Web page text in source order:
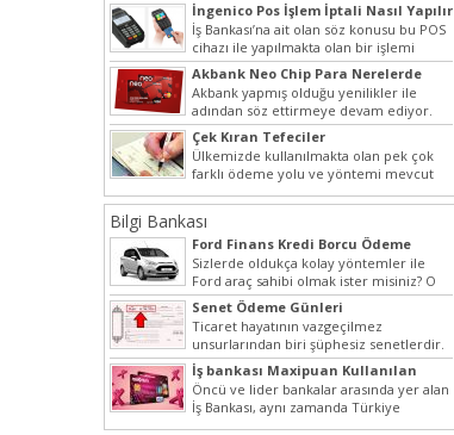
İngenico Pos İşlem İptali Nasıl Yapılır
İş Bankası’na ait olan söz konusu bu POS
cihazı ile yapılmakta olan bir işlemi
iptal...
Akbank Neo Chip Para Nerelerde
Kullanılır?
Akbank yapmış olduğu yenilikler ile
adından söz ettirmeye devam ediyor.
Hem müşteri potansiyelini arttırmak
hem...
Çek Kıran Tefeciler
Ülkemizde kullanılmakta olan pek çok
farklı ödeme yolu ve yöntemi mevcut
olmak ile beraber bunlar...
Bilgi Bankası
Ford Finans Kredi Borcu Ödeme
Sizlerde oldukça kolay yöntemler ile
Ford araç sahibi olmak ister misiniz? O
halde yazımız ilginizi...
Senet Ödeme Günleri
Ticaret hayatının vazgeçilmez
unsurlarından biri şüphesiz senetlerdir.
Çünkü senetler en çok kullanılan ödeme
araçlarıdır. Taksitler...
İş bankası Maxipuan Kullanılan
Yerler
Öncü ve lider bankalar arasında yer alan
İş Bankası, aynı zamanda Türkiye
Cumhuriyeti’nin ilk milli...